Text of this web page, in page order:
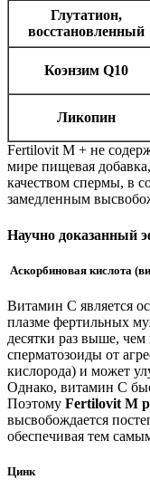
Глутатион,
восстановленный
Коэнзим Q10
Ликопин
Fertilovit M + не
мире пищевая
качеством спермы, в
замедленным
Научно доказанный
Аскорбиновая кислота
Витамин С является
плазме фертильных
десятки раз выше,
сперматозоиды от
кислорода) и может
Однако, витамин С
Поэтому Fertilovit M
высвобождается
обеспечивая тем
Цинк